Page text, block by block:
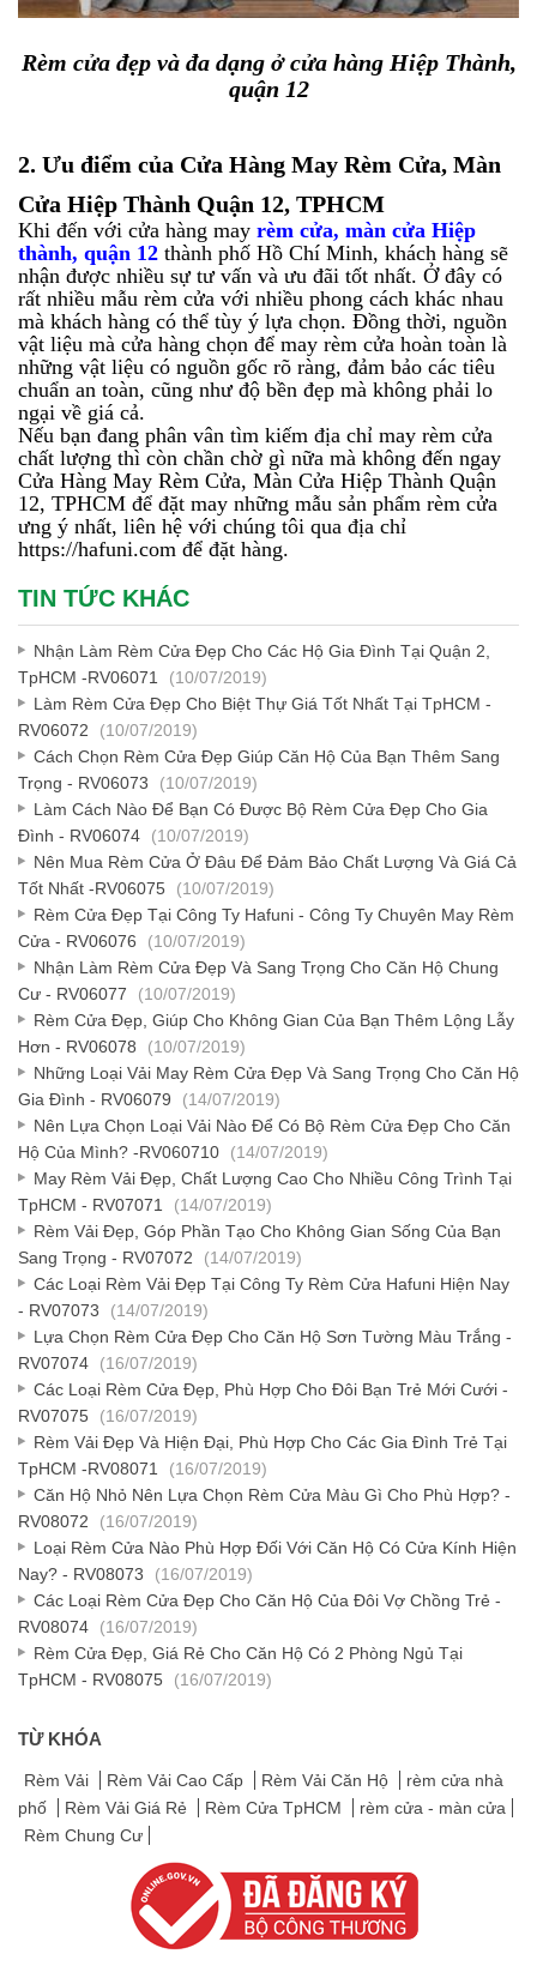
Rèm cửa đẹp và đa dạng ở cửa hàng Hiệp Thành,
quận 12
2. Ưu điểm của Cửa Hàng May Rèm Cửa, Màn
Cửa Hiệp Thành Quận 12, TPHCM
Khi đến với cửa hàng may rèm cửa, màn cửa Hiệp
thành, quận 12 thành phố Hồ Chí Minh, khách hàng sẽ
nhận được nhiều sự tư vấn và ưu đãi tốt nhất. Ở đây có
rất nhiều mẫu rèm cửa với nhiều phong cách khác nhau
mà khách hàng có thể tùy ý lựa chọn. Đồng thời, nguồn
vật liệu mà cửa hàng chọn để may rèm cửa hoàn toàn là
những vật liệu có nguồn gốc rõ ràng, đảm bảo các tiêu
chuẩn an toàn, cũng như độ bền đẹp mà không phải lo
ngại về giá cả.
Nếu bạn đang phân vân tìm kiếm địa chỉ may rèm cửa
chất lượng thì còn chần chờ gì nữa mà không đến ngay
Cửa Hàng May Rèm Cửa, Màn Cửa Hiệp Thành Quận
12, TPHCM để đặt may những mẫu sản phẩm rèm cửa
ưng ý nhất, liên hệ với chúng tôi qua địa chỉ
https://hafuni.com để đặt hàng.
TIN TỨC KHÁC
Nhận Làm Rèm Cửa Đẹp Cho Các Hộ Gia Đình Tại Quận 2,
TpHCM -RV06071
(10/07/2019)
Làm Rèm Cửa Đẹp Cho Biệt Thự Giá Tốt Nhất Tại TpHCM -
RV06072
(10/07/2019)
Cách Chọn Rèm Cửa Đẹp Giúp Căn Hộ Của Bạn Thêm Sang
Trọng - RV06073
(10/07/2019)
Làm Cách Nào Để Bạn Có Được Bộ Rèm Cửa Đẹp Cho Gia
Đình - RV06074
(10/07/2019)
Nên Mua Rèm Cửa Ở Đâu Để Đảm Bảo Chất Lượng Và Giá Cả
Tốt Nhất -RV06075
(10/07/2019)
Rèm Cửa Đẹp Tại Công Ty Hafuni - Công Ty Chuyên May Rèm
Cửa - RV06076
(10/07/2019)
Nhận Làm Rèm Cửa Đẹp Và Sang Trọng Cho Căn Hộ Chung
Cư - RV06077
(10/07/2019)
Rèm Cửa Đẹp, Giúp Cho Không Gian Của Bạn Thêm Lộng Lẫy
Hơn - RV06078
(10/07/2019)
Những Loại Vải May Rèm Cửa Đẹp Và Sang Trọng Cho Căn Hộ
Gia Đình - RV06079
(14/07/2019)
Nên Lựa Chọn Loại Vải Nào Để Có Bộ Rèm Cửa Đẹp Cho Căn
Hộ Của Mình? -RV060710
(14/07/2019)
May Rèm Vải Đẹp, Chất Lượng Cao Cho Nhiều Công Trình Tại
TpHCM - RV07071
(14/07/2019)
Rèm Vải Đẹp, Góp Phần Tạo Cho Không Gian Sống Của Bạn
Sang Trọng - RV07072
(14/07/2019)
Các Loại Rèm Vải Đẹp Tại Công Ty Rèm Cửa Hafuni Hiện Nay
- RV07073
(14/07/2019)
Lựa Chọn Rèm Cửa Đẹp Cho Căn Hộ Sơn Tường Màu Trắng -
RV07074
(16/07/2019)
Các Loại Rèm Cửa Đẹp, Phù Hợp Cho Đôi Bạn Trẻ Mới Cưới -
RV07075
(16/07/2019)
Rèm Vải Đẹp Và Hiện Đại, Phù Hợp Cho Các Gia Đình Trẻ Tại
TpHCM -RV08071
(16/07/2019)
Căn Hộ Nhỏ Nên Lựa Chọn Rèm Cửa Màu Gì Cho Phù Hợp? -
RV08072
(16/07/2019)
Loại Rèm Cửa Nào Phù Hợp Đối Với Căn Hộ Có Cửa Kính Hiện
Nay? - RV08073
(16/07/2019)
Các Loại Rèm Cửa Đẹp Cho Căn Hộ Của Đôi Vợ Chồng Trẻ -
RV08074
(16/07/2019)
Rèm Cửa Đẹp, Giá Rẻ Cho Căn Hộ Có 2 Phòng Ngủ Tại
TpHCM - RV08075
(16/07/2019)
TỪ KHÓA
Rèm Vải Rèm Vải Cao Cấp Rèm Vải Căn Hộ
rèm cửa nhà
phố
Rèm Vải Giá Rẻ Rèm Cửa TpHCM
rèm cửa - màn cửa
Rèm Chung Cư